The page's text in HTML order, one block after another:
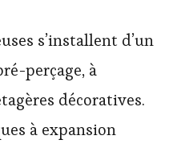
s’installent d’un
perçage, à
décoratives.
à expansion